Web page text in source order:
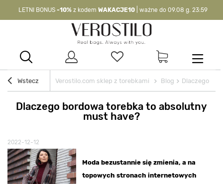
LETNI BONUS -10% z kodem WAKACJE10 | ważne do 09.08 g. 23:59
WAKACJE10| nie dotyczy produktów z flagą OKAZJA >
Wstecz Verostilo.com sklep z torebkami Blog Dlaczego
Dlaczego bordowa torebka to absolutny
must have?
2022-12-12
Moda bezustannie się zmienia, a na
topowych stronach internetowych